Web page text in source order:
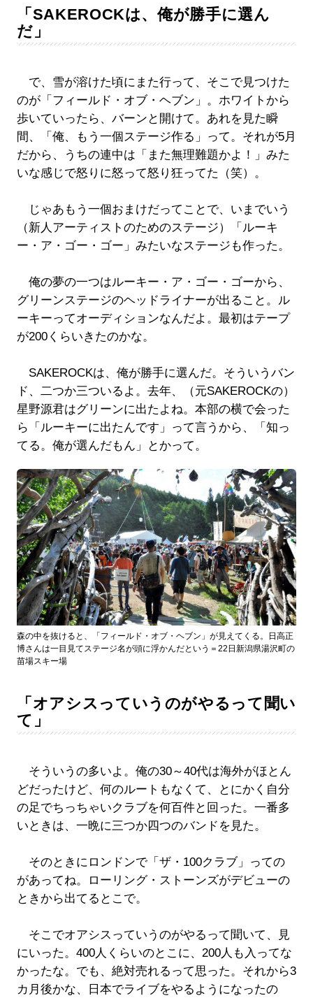
「SAKEROCKは、俺が勝手に選ん
だ」
で、雪が溶けた頃にまた行って、そこで見つけた
のが「フィールド・オブ・ヘブン」。ホワイトから
歩いていったら、バーンと開けて。あれを見た瞬
間、「俺、もう一個ステージ作る」って。それが5月
だから、うちの連中は「また無理難題かよ！」みた
いな感じで怒りに怒って怒り狂ってた（笑）。
じゃあもう一個おまけだってことで、いまでいう
（新人アーティストのためのステージ）「ルーキ
ー・ア・ゴー・ゴー」みたいなステージも作った。
俺の夢の一つはルーキー・ア・ゴー・ゴーから、
グリーンステージのヘッドライナーが出ること。ル
ーキーってオーディションなんだよ。最初はテープ
が200くらいきたのかな。
SAKEROCKは、俺が勝手に選んだ。そういうバン
ド、二つか三ついるよ。去年、（元SAKEROCKの）
星野源君はグリーンに出たよね。本部の横で会った
ら「ルーキーに出たんです」って言うから、「知っ
てる。俺が選んだもん」とかって。
森の中を抜けると、「フィールド・オブ・ヘブン」が見えてくる。日高正
博さんは一目見てステージ名が頭に浮かんだという＝22日新潟県湯沢町の
苗場スキー場
「オアシスっていうのがやるって聞い
て」
そういうの多いよ。俺の30～40代は海外がほとん
どだったけど、何のルートもなくて、とにかく自分
の足でちっちゃいクラブを何百件と回った。一番多
いときは、一晩に三つか四つのバンドを見た。
そのときにロンドンで「ザ・100クラブ」っての
があってね。ローリング・ストーンズがデビューの
ときから出てるとこで。
そこでオアシスっていうのがやるって聞いて、見
にいった。400人くらいのとこに、200人も入ってな
かったな。でも、絶対売れるって思った。それから3
カ月後かな、日本でライブをやるようになったの